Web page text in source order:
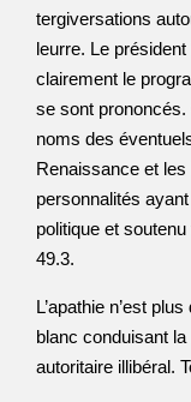
tergiversations
leurre. Le
clairement le
se sont
noms des
Renaissance et
personnalités
politique et
49.3.
L’apathie n’est
blanc conduisant
autoritaire illibéral.